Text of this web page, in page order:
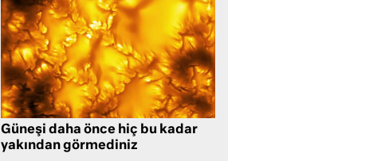
Güneşi daha önce hiç bu kadar
yakından görmediniz